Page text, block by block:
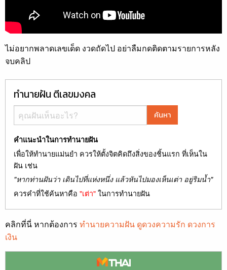
ไม่อยากพลาดเลขเด็ด งวดถัดไป อย่าลืมกดติดตามรายการหลัง
จบคลิป
ทำนายฝัน ตีเลขมงคล
ค้นหา
คำแนะนำในการทำนายฝัน
เพื่อให้ทำนายแม่นยำ ควรให้ตั้งจิตคิดถึงสิ่งของชิ้นแรก ที่เห็นใน
ฝัน เช่น
"หากท่านฝันว่า เดินไปที่แห่งหนึ่ง แล้วหันไปมองเห็นเต่า อยู่ริมน้ำ"
ควรคำที่ใช้ค้นหาคือ "เต่า"ในการทำนายฝัน
คลิกที่นี่ หากต้องการ ทำนายความฝัน ดูดวงความรัก ดวงการ
เงิน